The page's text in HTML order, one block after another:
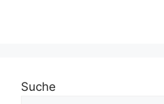
Suche